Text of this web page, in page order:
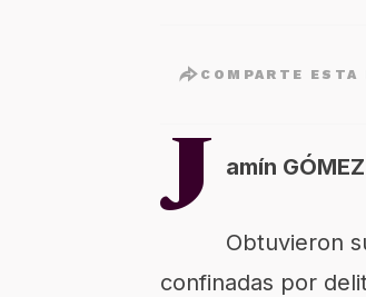
COMPARTE ESTA
J amín GÓMEZ
Obtuvieron
confinadas por